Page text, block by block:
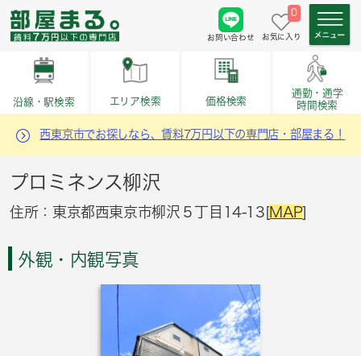
お問い合わせ
0
お気に入り
沿線・駅検索 エリア検索 価格検索
通勤・通学
時間検索
西東京市でお探しなら、賃料7万円以下の専門店・部屋まる！
プロミネンス柳沢
住所：東京都西東京市柳沢５丁目14-13[MAP]
外観・内観写真